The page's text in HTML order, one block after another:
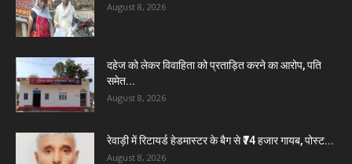
August 8, 2026
दहेज को लेकर विवाहिता को प्रताड़ित करने का आरोप, पति
समेत...
August 8, 2026
रेवाड़ी में रिटायर्ड हेडमास्टर के बैग से ₹74 हजार गायब, पोस्ट...
August 8, 2026